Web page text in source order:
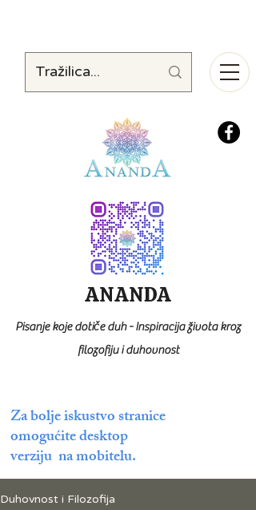
Za bolje iskustvo stranice
omogućite desktop
verziju na mobitelu.
ANANDA
Pisanje koje dotiče duh - Inspiracija života kroz
filozofiju i duhovnost
Duhovnost i Filozofija